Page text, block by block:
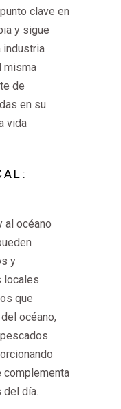
clave en
y sigue
industria
misma
de
en su
vida
al océano
y
locales
que
océano,
complementa
del día.